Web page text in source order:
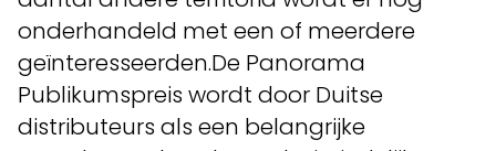
onderhandeld met een of meerdere
geïnteresseerden.De Panorama
Publikumspreis wordt door Duitse
distributeurs als een belangrijke